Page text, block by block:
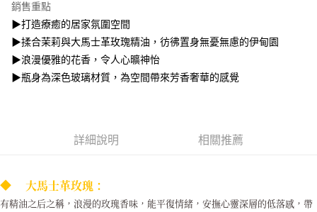
合作金庫商業銀行
華南商業銀行
上海商業儲蓄銀行
台北富邦商業銀行
國泰世華商業銀行
臺灣中小企業銀行
台中商業銀行
玉山商業銀行
星展（台灣）商業銀行
台新國際商業銀行
中國信託商業銀行
6 期 0 利率 每期
華南商業銀行
彰化商業銀行
上海商業儲蓄銀行
國泰世華商業銀行
兆豐國際商業銀行
元大商業銀行
永豐商業銀行
台灣樂天信用卡公司
運送方式
黑貓宅急便
銷售重點
▶打造療癒的居家氛圍空間
▶揉合茉莉與大馬士革玫瑰精油，彷彿置身無憂無慮的伊甸園
▶浪漫優雅的花香，令人心曠神怡
▶瓶身為深色玻璃材質，為空間帶來芳香奢華的感覺
詳細說明 相關推薦
◆ 大馬士革玫瑰 ：
有精油之后之稱，浪漫的玫瑰香味， 能平復情緒，安撫心靈深層的低落感 ，帶